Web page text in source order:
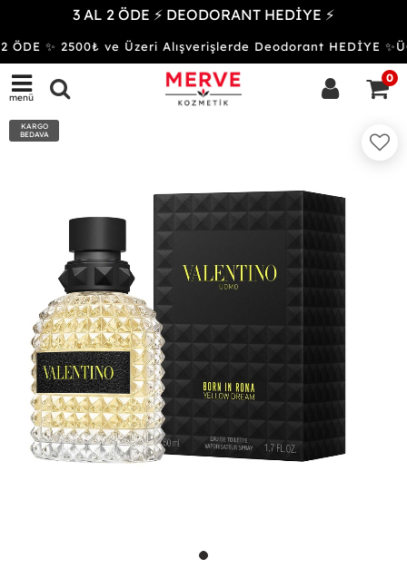
3 AL 2 ÖDE ⚡ DEODORANT HEDİYE ⚡
✨ 2500₺ ve Üzeri Alışverişlerde Deodorant HEDİYE
menü
0
KARGO
BEDAVA